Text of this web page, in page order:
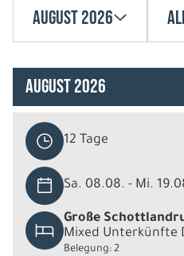
August 2026
August 2026
12 Tage
Sa. 08.08. - Mi.
Große
Mixed Unterkünfte
Belegung: 2